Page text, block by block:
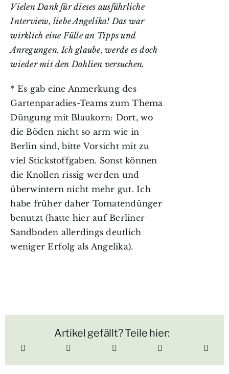
Vielen Dank für dieses ausführliche
Interview, liebe Angelika! Das war
wirklich eine Fülle an Tipps und
Anregungen. Ich glaube, werde es doch
wieder mit den Dahlien versuchen.
* Es gab eine Anmerkung des
Gartenparadies-Teams zum Thema
Düngung mit Blaukorn: Dort, wo
die Böden nicht so arm wie in
Berlin sind, bitte Vorsicht mit zu
viel Stickstoffgaben. Sonst können
die Knollen rissig werden und
überwintern nicht mehr gut. Ich
habe früher daher Tomatendünger
benutzt (hatte hier auf Berliner
Sandboden allerdings deutlich
weniger Erfolg als Angelika).
Artikel gefällt? Teile hier: